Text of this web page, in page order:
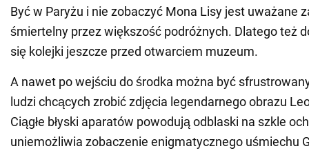
Być w Paryżu i nie zobaczyć Mona Lisy jest uważane
śmiertelny przez większość podróżnych. Dlatego też
się kolejki jeszcze przed otwarciem muzeum.
A nawet po wejściu do środka można być
ludzi chcących zrobić zdjęcia legendarnego obrazu
Ciągłe błyski aparatów powodują odblaski na szkle
uniemożliwia zobaczenie enigmatycznego uśmiechu